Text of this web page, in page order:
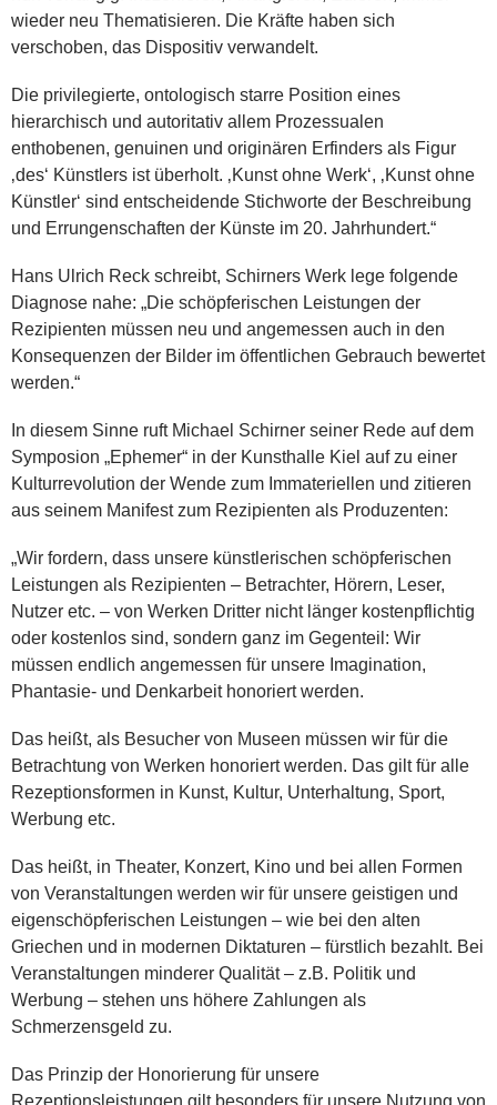
wieder neu Thematisieren. Die Kräfte haben sich
verschoben, das Dispositiv verwandelt.
Die privilegierte, ontologisch starre Position eines
hierarchisch und autoritativ allem Prozessualen
enthobenen, genuinen und originären Erfinders als Figur
‚des‘ Künstlers ist überholt. ‚Kunst ohne Werk‘, ‚Kunst ohne
Künstler‘ sind entscheidende Stichworte der Beschreibung
und Errungenschaften der Künste im 20. Jahrhundert.“
Hans Ulrich Reck schreibt, Schirners Werk lege folgende
Diagnose nahe: „Die schöpferischen Leistungen der
Rezipienten müssen neu und angemessen auch in den
Konsequenzen der Bilder im öffentlichen Gebrauch bewertet
werden.“
In diesem Sinne ruft Michael Schirner seiner Rede auf dem
Symposion „Ephemer“ in der Kunsthalle Kiel auf zu einer
Kulturrevolution der Wende zum Immateriellen und zitieren
aus seinem Manifest zum Rezipienten als Produzenten:
„Wir fordern, dass unsere künstlerischen schöpferischen
Leistungen als Rezipienten – Betrachter, Hörern, Leser,
Nutzer etc. – von Werken Dritter nicht länger kostenpflichtig
oder kostenlos sind, sondern ganz im Gegenteil: Wir
müssen endlich angemessen für unsere Imagination,
Phantasie- und Denkarbeit honoriert werden.
Das heißt, als Besucher von Museen müssen wir für die
Betrachtung von Werken honoriert werden. Das gilt für alle
Rezeptionsformen in Kunst, Kultur, Unterhaltung, Sport,
Werbung etc.
Das heißt, in Theater, Konzert, Kino und bei allen Formen
von Veranstaltungen werden wir für unsere geistigen und
eigenschöpferischen Leistungen – wie bei den alten
Griechen und in modernen Diktaturen – fürstlich bezahlt. Bei
Veranstaltungen minderer Qualität – z.B. Politik und
Werbung – stehen uns höhere Zahlungen als
Schmerzensgeld zu.
Das Prinzip der Honorierung für unsere
Rezeptionsleistungen gilt besonders für unsere Nutzung von